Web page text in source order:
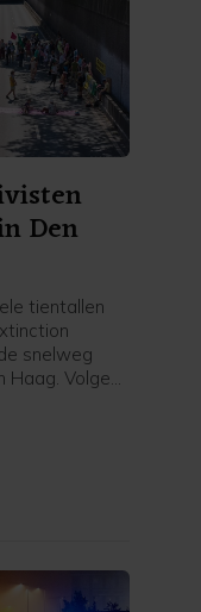
Den
tientallen
snelweg
Volgens